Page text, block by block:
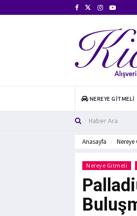
NEREYE GITMELI
Anasayfa Nereye
Nereye Gitmeli